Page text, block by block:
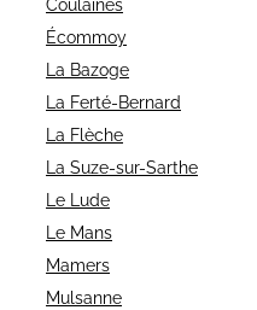
Coulaines
Écommoy
La Bazoge
La Ferté-Bernard
La Flèche
La Suze-sur-Sarthe
Le Lude
Le Mans
Mamers
Mulsanne